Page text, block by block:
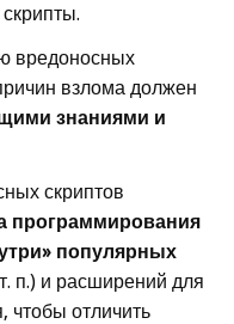
вредоносных
взлома должен
знаниями и
скриптов
программирования
популярных
п.) и расширений для
чтобы отличить